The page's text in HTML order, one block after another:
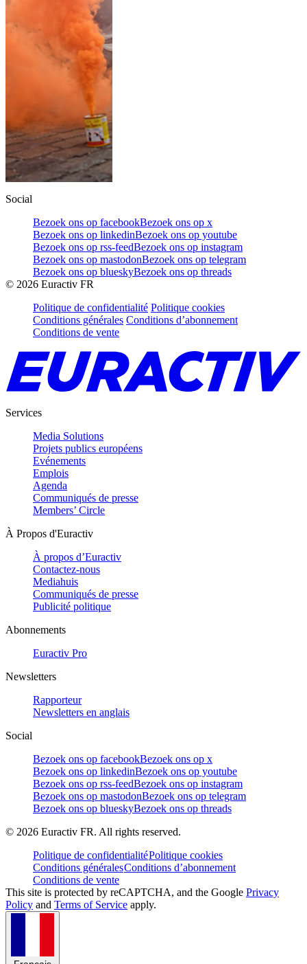
Social
Bezoek ons op facebookBezoek ons op x
Bezoek ons op linkedinBezoek ons op youtube
Bezoek ons op rss-feedBezoek ons op instagram
Bezoek ons op mastodonBezoek ons op telegram
Bezoek ons op blueskyBezoek ons op threads
© 2026 Euractiv FR
Politique de confidentialité Politique cookies
Conditions générales Conditions d’abonnement
Conditions de vente
Services
Media Solutions
Projets publics européens
Evénements
Emplois
Agenda
Communiqués de presse
Members’ Circle
À Propos d'Euractiv
À propos d’Euractiv
Contactez-nous
Mediahuis
Communiqués de presse
Publicité politique
Abonnements
Euractiv Pro
Newsletters
Rapporteur
Newsletters en anglais
Social
Bezoek ons op facebookBezoek ons op x
Bezoek ons op linkedinBezoek ons op youtube
Bezoek ons op rss-feedBezoek ons op instagram
Bezoek ons op mastodonBezoek ons op telegram
Bezoek ons op blueskyBezoek ons op threads
© 2026 Euractiv FR. All rights reserved.
Politique de confidentialitéPolitique cookies
Conditions généralesConditions d’abonnement
Conditions de vente
This site is protected by reCAPTCHA, and the Google Privacy
Policy and Terms of Service apply.